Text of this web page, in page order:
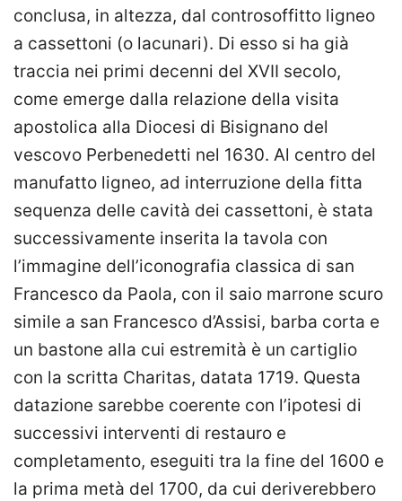
conclusa, in altezza, dal controsoffitto ligneo
a cassettoni (o lacunari). Di esso si ha già
traccia nei primi decenni del XVII secolo,
come emerge dalla relazione della visita
apostolica alla Diocesi di Bisignano del
vescovo Perbenedetti nel 1630. Al centro del
manufatto ligneo, ad interruzione della fitta
sequenza delle cavità dei cassettoni, è stata
successivamente inserita la tavola con
l’immagine dell’iconografia classica di san
Francesco da Paola, con il saio marrone scuro
simile a san Francesco d’Assisi, barba corta e
un bastone alla cui estremità è un cartiglio
con la scritta Charitas, datata 1719. Questa
datazione sarebbe coerente con l’ipotesi di
successivi interventi di restauro e
completamento, eseguiti tra la fine del 1600 e
la prima metà del 1700, da cui deriverebbero